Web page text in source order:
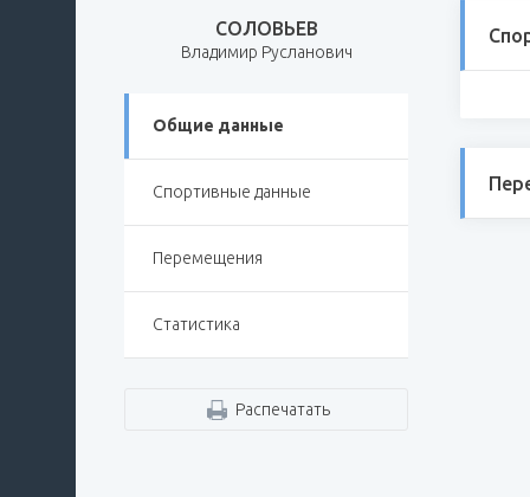
СОЛОВЬЕВ
Владимир Русланович
Общие данные
Спортивные данные
Перемещения
Статистика
Распечатать